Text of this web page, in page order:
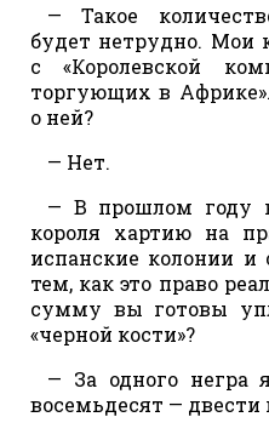
— Такое
будет нетрудно. Мои
с «Королевской
торгующих в
о ней?
— Нет.
— В прошлом году
короля хартию на
испанские колонии и
тем, как это право
сумму вы готовы
«черной кости»?
— За одного негра
восемьдесят —